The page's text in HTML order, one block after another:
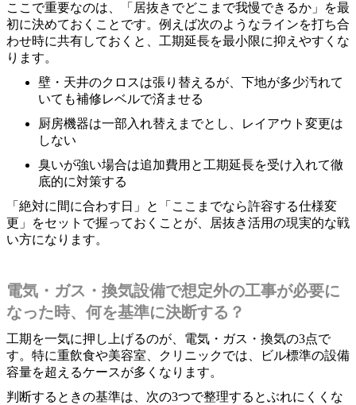
ここで重要なのは、「居抜きでどこまで我慢できるか」を最
初に決めておくことです。例えば次のようなラインを打ち合
わせ時に共有しておくと、工期延長を最小限に抑えやすくな
ります。
壁・天井のクロスは張り替えるが、下地が多少汚れて
いても補修レベルで済ませる
厨房機器は一部入れ替えまでとし、レイアウト変更は
しない
臭いが強い場合は追加費用と工期延長を受け入れて徹
底的に対策する
「絶対に間に合わす日」と「ここまでなら許容する仕様変
更」をセットで握っておくことが、居抜き活用の現実的な戦
い方になります。
電気・ガス・換気設備で想定外の工事が必要に
なった時、何を基準に決断する？
工期を一気に押し上げるのが、電気・ガス・換気の3点で
す。特に重飲食や美容室、クリニックでは、ビル標準の設備
容量を超えるケースが多くなります。
判断するときの基準は、次の3つで整理するとぶれにくくな